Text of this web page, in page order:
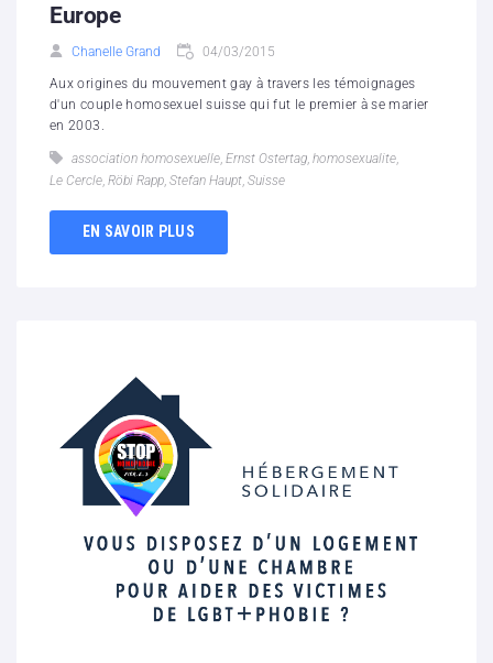
Europe
Chanelle Grand 04/03/2015
Aux origines du mouvement gay à travers les témoignages
d'un couple homosexuel suisse qui fut le premier à se marier
en 2003.
association homosexuelle Ernst Ostertag homosexualite
Le Cercle Röbi Rapp Stefan Haupt Suisse
EN SAVOIR PLUS